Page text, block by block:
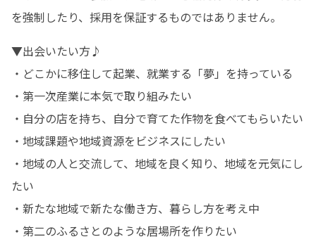
を強制したり、採用を保証するものではありません。
▼出会いたい方♪
・どこかに移住して起業、就業する「夢」を持っている
・第一次産業に本気で取り組みたい
・自分の店を持ち、自分で育てた作物を食べてもらいたい
・地域課題や地域資源をビジネスにしたい
・地域の人と交流して、地域を良く知り、地域を元気にし
たい
・新たな地域で新たな働き方、暮らし方を考え中
・第二のふるさとのような居場所を作りたい